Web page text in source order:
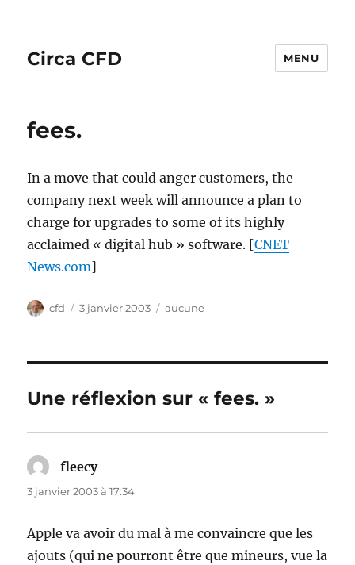
Circa CFD MENU
fees.
In a move that could anger customers, the
company next week will announce a plan to
charge for upgrades to some of its highly
acclaimed « digital hub » software. [CNET
News.com]
Auteur
cfd
Publié
3 janvier 2003 Catégories
aucune
Une réflexion sur « fees. »
fleecydit :
3 janvier 2003 à 17:34
Apple va avoir du mal à me convaincre que les
ajouts (qui ne pourront être que mineurs, vue la